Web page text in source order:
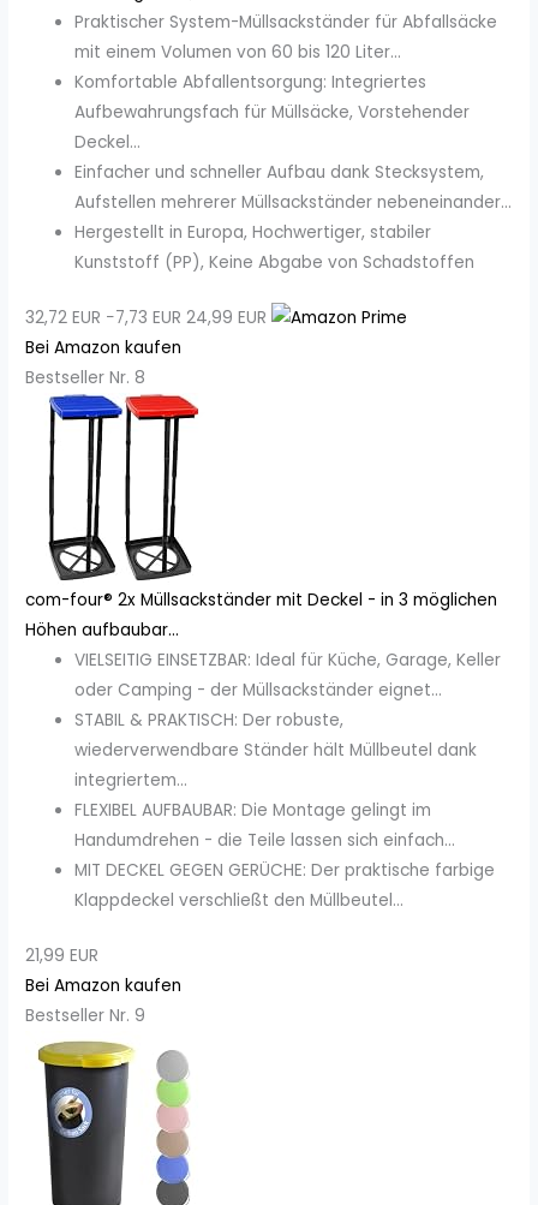
Praktischer System-Müllsackständer für Abfallsäcke
mit einem Volumen von 60 bis 120 Liter...
Komfortable Abfallentsorgung: Integriertes
Aufbewahrungsfach für Müllsäcke, Vorstehender
Deckel...
Einfacher und schneller Aufbau dank Stecksystem,
Aufstellen mehrerer Müllsackständer nebeneinander...
Hergestellt in Europa, Hochwertiger, stabiler
Kunststoff (PP), Keine Abgabe von Schadstoffen
32,72 EUR −7,73 EUR 24,99 EUR
Bei Amazon kaufen
Bestseller Nr. 8
com-four® 2x Müllsackständer mit Deckel - in 3 möglichen
Höhen aufbaubar...
VIELSEITIG EINSETZBAR: Ideal für Küche, Garage, Keller
oder Camping - der Müllsackständer eignet...
STABIL & PRAKTISCH: Der robuste,
wiederverwendbare Ständer hält Müllbeutel dank
integriertem...
FLEXIBEL AUFBAUBAR: Die Montage gelingt im
Handumdrehen - die Teile lassen sich einfach...
MIT DECKEL GEGEN GERÜCHE: Der praktische farbige
Klappdeckel verschließt den Müllbeutel...
21,99 EUR
Bei Amazon kaufen
Bestseller Nr. 9